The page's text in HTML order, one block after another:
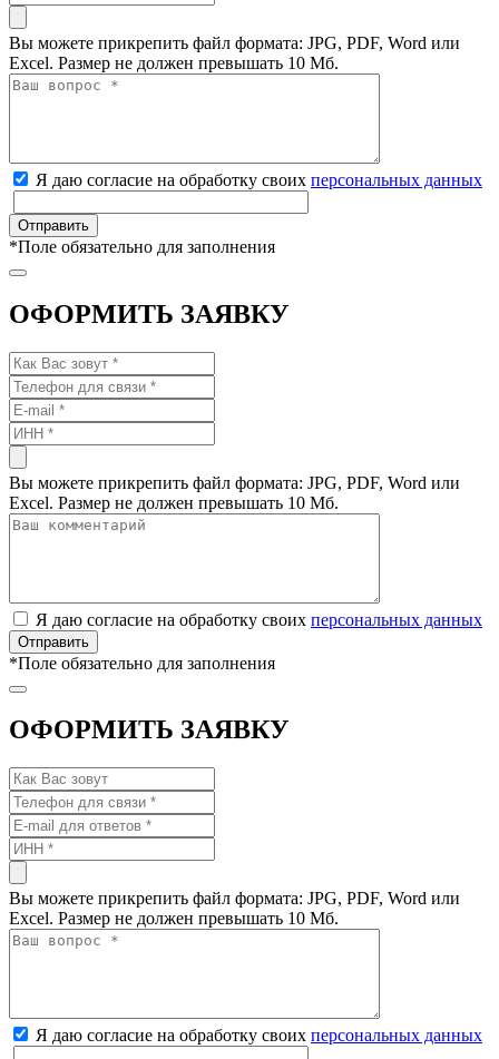
Вы можете прикрепить файл формата: JPG, PDF, Word или
Excel. Размер не должен превышать 10 Мб.
Я даю согласие на обработку своих персональных данных
*Поле обязательно для заполнения
ОФОРМИТЬ ЗАЯВКУ
Вы можете прикрепить файл формата: JPG, PDF, Word или
Excel. Размер не должен превышать 10 Мб.
Я даю согласие на обработку своих персональных данных
*Поле обязательно для заполнения
ОФОРМИТЬ ЗАЯВКУ
Вы можете прикрепить файл формата: JPG, PDF, Word или
Excel. Размер не должен превышать 10 Мб.
Я даю согласие на обработку своих персональных данных